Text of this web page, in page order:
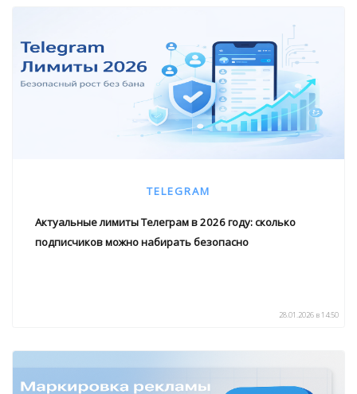
TELEGRAM
Актуальные лимиты Телеграм в 2026 году: сколько
подписчиков можно набирать безопасно
28.01.2026 в 14:50